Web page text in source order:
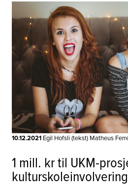
10.12.2021 Egil Hofsli (tekst) Matheus
1 mill. kr til UKM-
kulturskoleinvolvering